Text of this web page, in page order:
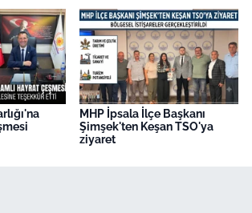
MHP İpsala İlçe Başkanı
Şimşek'ten Keşan TSO'ya
ziyaret